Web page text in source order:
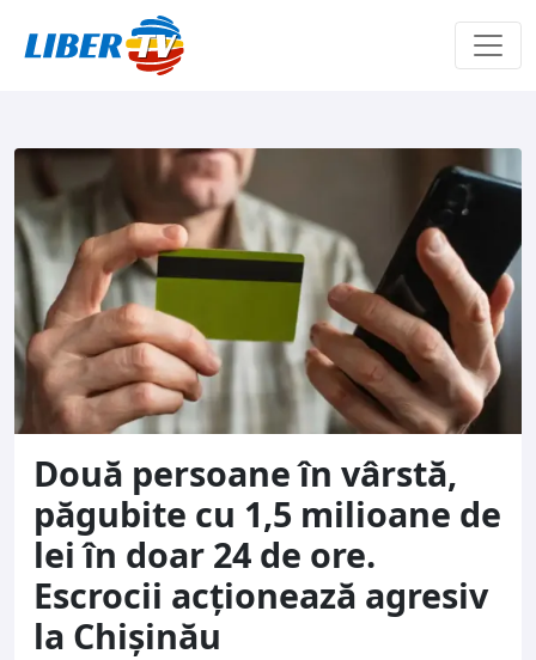
Două persoane în vârstă,
păgubite cu 1,5 milioane de
lei în doar 24 de ore.
Escrocii acționează agresiv
la Chișinău